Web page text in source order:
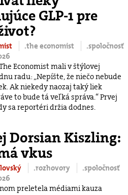
GLP-1 pre
.the economist
.spoločnosť
Economist mali v štýlovej
radu: „Nepíšte, že niečo nebude
Ak niekedy naozaj taký liek
to bude tá veľká správa.“ Prvej
sa reportéri držia dodnes.
Dorsian Kiszling:
vkus
.rozhovory
.spoločnosť
preletela médiami kauza